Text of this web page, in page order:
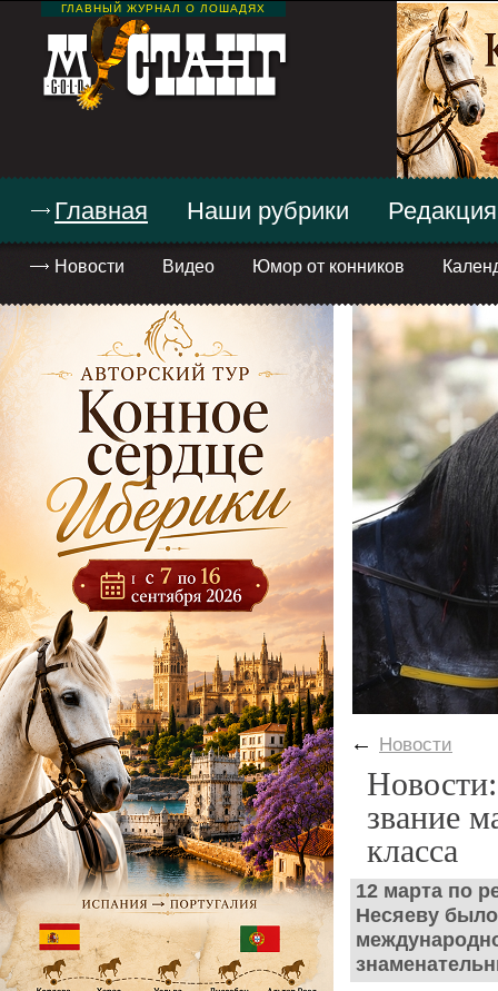
ГЛАВНЫЙ ЖУРНАЛ О ЛОШАДЯХ
Главная
Новости Видео Юмор от конников
Наши рубрики Редакция
← Новости
звание
класса
12 марта по
Несяеву